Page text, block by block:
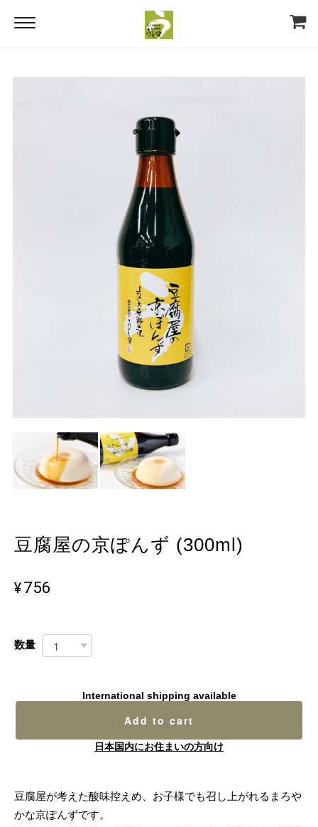
豆腐屋の京ぽんず (300ml)
¥756
数量
International shipping available
Add to cart
日本国内にお住まいの方向け
豆腐屋が考えた酸味控えめ、お子様でも召し上がれるまろや
かな京ぽんずです。